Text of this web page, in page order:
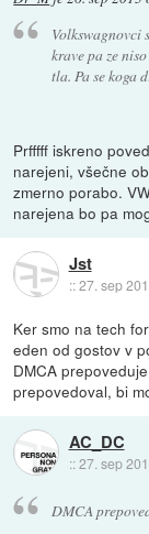
Volkswagnovci
krave pa ze
tla. Pa se koga
Prfffff iskreno
narejeni, všečne
zmerno porabo.
narejena bo pa
Jst
::27. sep
Ker smo na tech
eden od gostov v
DMCA
prepovedoval, bi
AC_DC
::27. sep
DMCA